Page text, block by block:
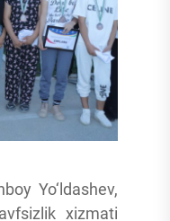
Yo‘ldashev,
xizmati